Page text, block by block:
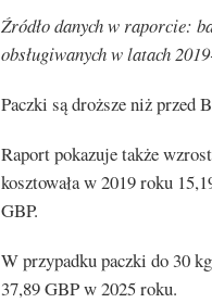
Źródło danych w raporcie:
obsługiwanych w latach
Paczki są droższe niż przed
Raport pokazuje także
kosztowała w 2019 roku
GBP.
W przypadku paczki do 30
37,89 GBP w 2025 roku.